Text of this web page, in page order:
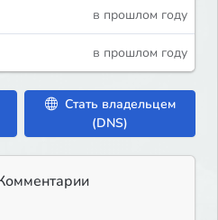
в прошлом году
в прошлом году
Стать владельцем
(DNS)